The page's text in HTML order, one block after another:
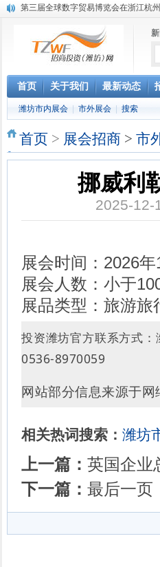
第三届全球数字贸易博览会在浙江杭
潍坊招商局讯：2024中日韩产业合作
昌乐大项目“拔节生长”赋能高质量发展
格润麦尔高端淀粉预混料智能制造项
潍坊招商局转：潍坊的冬日“秋景”
潍坊招商局转：潍坊历史名人--燕肃
欢聚潍坊·2024青岛啤酒 畅享节今晚
首页 关于我们 最新动态
潍坊市内展会 市外展会 搜索
首页 > 展会招商 > 市
挪威利
2025-
展会时间：2026年
展会人数：小于
展品类型：旅游
投资潍坊官方联系方式：
0536-8970059
网站部分信息来源于
相关热词搜索： 潍坊
上一篇： 英国企业
下一篇： 最后一页